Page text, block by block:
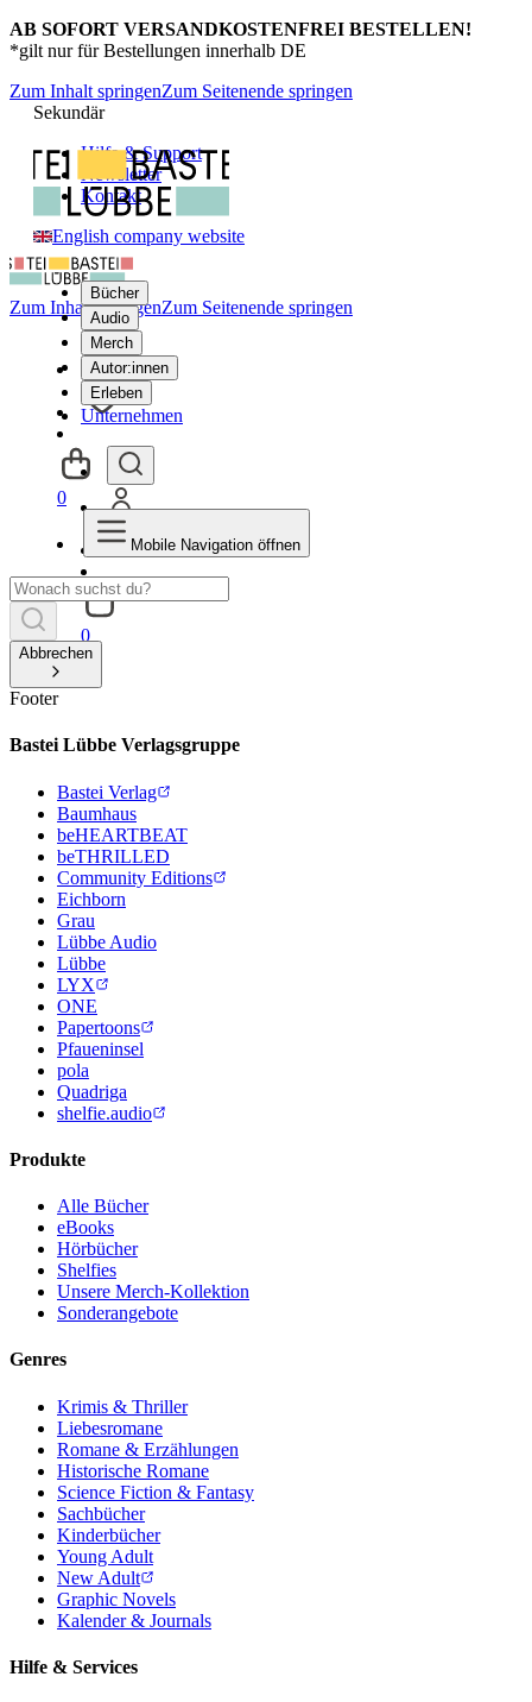
AB SOFORT VERSANDKOSTENFREI BESTELLEN!
*gilt nur für Bestellungen innerhalb DE
Zum Inhalt springenZum Seitenende springen
Sekundär
Hilfe & Support
Newsletter
Kontakt
English company website
Bücher
Audio
Merch
Autor:innen
Erleben
Unternehmen
0
Zum Inhalt springenZum Seitenende springen
0
Mobile Navigation öffnen
Abbrechen
Footer
Bastei Lübbe Verlagsgruppe
Bastei Verlag
Baumhaus
beHEARTBEAT
beTHRILLED
Community Editions
Eichborn
Grau
Lübbe Audio
Lübbe
LYX
ONE
Papertoons
Pfaueninsel
pola
Quadriga
shelfie.audio
Produkte
Alle Bücher
eBooks
Hörbücher
Shelfies
Unsere Merch-Kollektion
Sonderangebote
Genres
Krimis & Thriller
Liebesromane
Romane & Erzählungen
Historische Romane
Science Fiction & Fantasy
Sachbücher
Kinderbücher
Young Adult
New Adult
Graphic Novels
Kalender & Journals
Hilfe & Services